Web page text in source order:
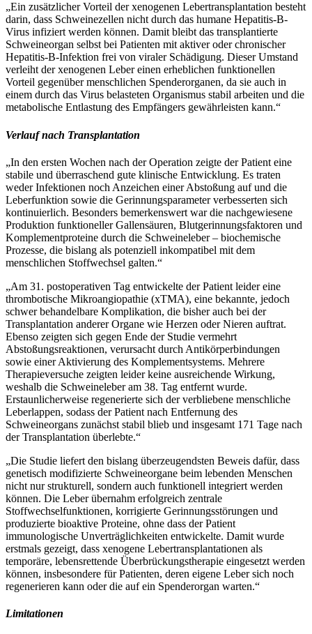
„Ein zusätzlicher Vorteil der xenogenen Lebertransplantation besteht
darin, dass Schweinezellen nicht durch das humane Hepatitis-B-
Virus infiziert werden können. Damit bleibt das transplantierte
Schweineorgan selbst bei Patienten mit aktiver oder chronischer
Hepatitis-B-Infektion frei von viraler Schädigung. Dieser Umstand
verleiht der xenogenen Leber einen erheblichen funktionellen
Vorteil gegenüber menschlichen Spenderorganen, da sie auch in
einem durch das Virus belasteten Organismus stabil arbeiten und die
metabolische Entlastung des Empfängers gewährleisten kann.“
Verlauf nach Transplantation
„In den ersten Wochen nach der Operation zeigte der Patient eine
stabile und überraschend gute klinische Entwicklung. Es traten
weder Infektionen noch Anzeichen einer Abstoßung auf und die
Leberfunktion sowie die Gerinnungsparameter verbesserten sich
kontinuierlich. Besonders bemerkenswert war die nachgewiesene
Produktion funktioneller Gallensäuren, Blutgerinnungsfaktoren und
Komplementproteine durch die Schweineleber – biochemische
Prozesse, die bislang als potenziell inkompatibel mit dem
menschlichen Stoffwechsel galten.“
„Am 31. postoperativen Tag entwickelte der Patient leider eine
thrombotische Mikroangiopathie (xTMA), eine bekannte, jedoch
schwer behandelbare Komplikation, die bisher auch bei der
Transplantation anderer Organe wie Herzen oder Nieren auftrat.
Ebenso zeigten sich gegen Ende der Studie vermehrt
Abstoßungsreaktionen, verursacht durch Antikörperbindungen
sowie einer Aktivierung des Komplementsystems. Mehrere
Therapieversuche zeigten leider keine ausreichende Wirkung,
weshalb die Schweineleber am 38. Tag entfernt wurde.
Erstaunlicherweise regenerierte sich der verbliebene menschliche
Leberlappen, sodass der Patient nach Entfernung des
Schweineorgans zunächst stabil blieb und insgesamt 171 Tage nach
der Transplantation überlebte.“
„Die Studie liefert den bislang überzeugendsten Beweis dafür, dass
genetisch modifizierte Schweineorgane beim lebenden Menschen
nicht nur strukturell, sondern auch funktionell integriert werden
können. Die Leber übernahm erfolgreich zentrale
Stoffwechselfunktionen, korrigierte Gerinnungsstörungen und
produzierte bioaktive Proteine, ohne dass der Patient
immunologische Unverträglichkeiten entwickelte. Damit wurde
erstmals gezeigt, dass xenogene Lebertransplantationen als
temporäre, lebensrettende Überbrückungstherapie eingesetzt werden
können, insbesondere für Patienten, deren eigene Leber sich noch
regenerieren kann oder die auf ein Spenderorgan warten.“
Limitationen